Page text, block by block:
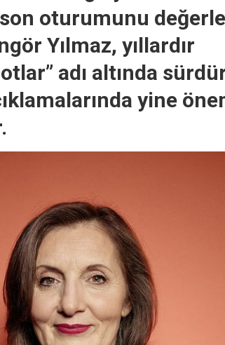
oturumunu
Yılmaz, yıllardır
adı altında
yine